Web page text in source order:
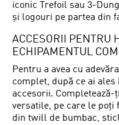
iconic Trefoil sau 3-
și logouri pe partea din
ACCESORII PENTRU
ECHIPAMENTUL
Pentru a avea cu
complet, după ce ai ales
accesorii.
versatile, pe care le poți
din twill de bumbac,